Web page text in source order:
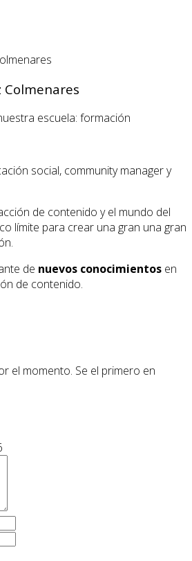
Colmenares
escuela: formación
social, community manager y
de contenido y el mundo del
límite para crear una gran una gran
de nuevos conocimientos en
de contenido.
el momento. Se el primero en